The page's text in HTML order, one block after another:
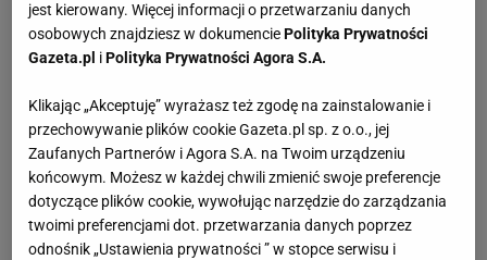
Fotopułapka przyłapie każdego, kto odwiedza
ogród w nocy. I sarnę, i złodzieja
Wakacyjne aktywności a kurzajki. O czym warto
pamiętać, by uniknąć problemu?
MATERIAŁ PROMOCYJNY
Przenośne klimatyzatory i wentylatory najlepsze
na upały. Są tanie i ciche, dobre do sypialni
jest kierowany. Więcej informacji o przetwarzaniu danych
osobowych znajdziesz w dokumenciePolityka Prywatności
Gazeta.pl iPolityka Prywatności Agora S.A.
Klikając „Akceptuję” wyrażasz też zgodę na zainstalowanie i
przechowywanie plików cookie Gazeta.pl sp. z o.o., jej
Zaufanych Partnerów i Agora S.A. na Twoim urządzeniu
końcowym. Możesz w każdej chwili zmienić swoje preferencje
dotyczące plików cookie, wywołując narzędzie do zarządzania
twoimi preferencjami dot. przetwarzania danych poprzez
odnośnik „Ustawienia prywatności ” w stopce serwisu i